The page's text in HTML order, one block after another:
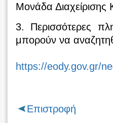
Μονάδα
3. Περισσότερες
μπορούν να
https://eody.gov.gr/
Επιστροφή